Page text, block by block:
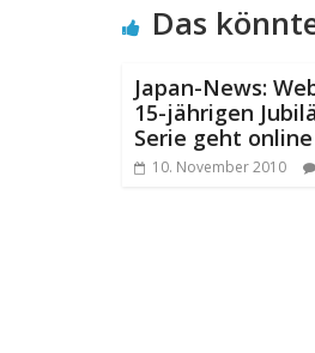
Das
Japan-News:
15-jährigen
Serie geht online
10. November 2010